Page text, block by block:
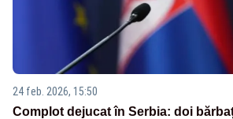
24 feb. 2026, 15:50
Complot dejucat în Serbia: doi